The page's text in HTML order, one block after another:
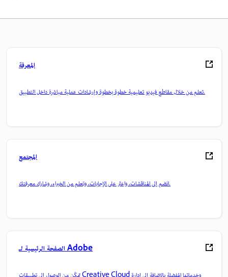
المعرفة
تعلم من خلال مقاطع فيديو تعليمية خطوة بخطوة وإرشادات عملية مباشرة داخل التطبيق.
المجتمع
انضم إلى المناقشات، واعثر على الإجابات، وتعلم من الخبراء، وشارك معرفتك.
الصفحة الرئيسية لـ Adobe